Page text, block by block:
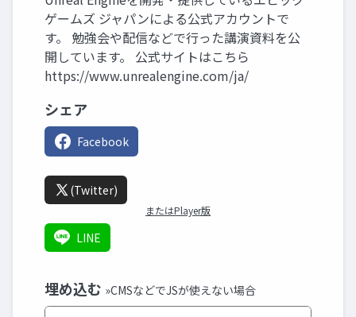
ゲームズ ジャパンによる公式アカウントで
す。 勉強会や配信などで行った講演資料を公
開しています。 公式サイトはこちら
https://www.unrealengine.com/ja/
シェア
Facebook
(Twitter)
またはPlayer版
LINE
埋め込む »CMSなどでJSが使えない場合